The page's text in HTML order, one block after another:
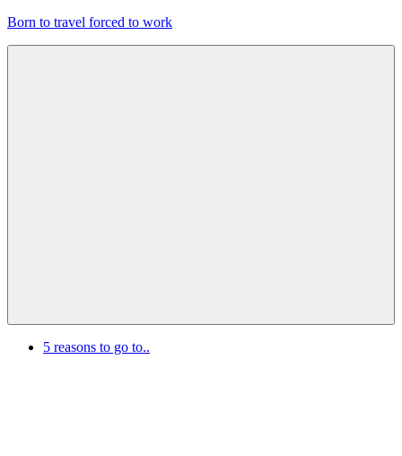
Zum
Born to travel forced to work
5 reasons to go to..